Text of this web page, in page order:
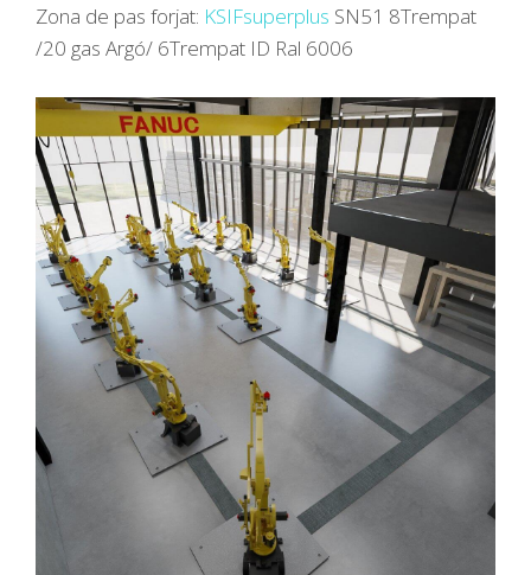
Zona de pas forjat: KSIFsuperplus SN51 8Trempat
/20 gas Argó/ 6Trempat ID Ral 6006